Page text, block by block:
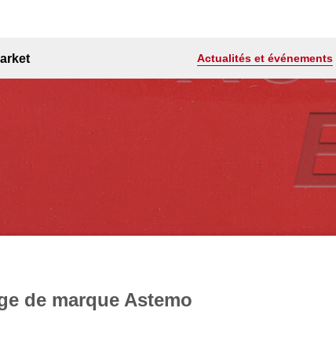
Actualités et événements
de marque Astemo